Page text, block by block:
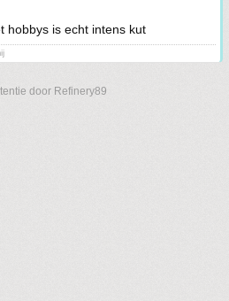
hobbys is echt intens kut
door Refinery89